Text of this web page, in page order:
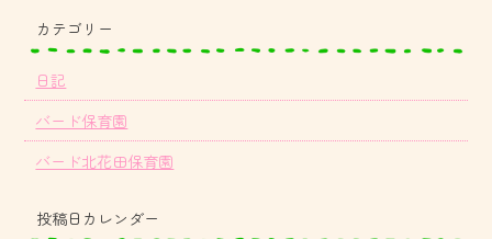
カテゴリー
日記
バード保育園
バード北花田保育園
投稿日カレンダー